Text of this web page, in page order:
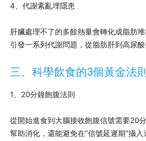
4、代謝紊亂埋隱患
肝臟處理不了的多餘熱量會轉化成脂肪
引發一系列代謝問題，從脂肪肝到高尿酸
三、科學飲食的3個黃金法則
1、20分鐘飽腹法則
從開始進食到大腦接收飽腹信號需要20
幫助消化，還能避免在”信號延遲期”攝入